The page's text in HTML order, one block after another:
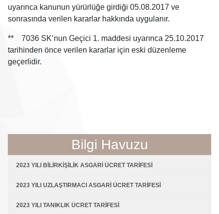
uyarınca kanunun yürürlüğe girdiği 05.08.2017 ve
sonrasında verilen kararlar hakkında uygulanır.
** 7036 SK’nun Geçici 1. maddesi uyarınca 25.10.2017
tarihinden önce verilen kararlar için eski düzenleme
geçerlidir.
Bilgi Havuzu
2023 YILI BİLİRKİŞİLİK ASGARİ ÜCRET TARİFESİ
2023 YILI UZLAŞTIRMACI ASGARİ ÜCRET TARİFESİ
2023 YILI TANIKLIK ÜCRET TARİFESİ